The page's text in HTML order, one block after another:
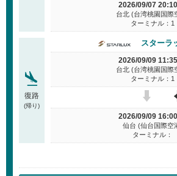
2026/09/07
台北 (台湾桃園国際
ターミナル：1
復路
(帰り)
スターラ
2026/09/09
台北 (台湾桃園国際
ターミナル：1
2026/09/09
仙台 (仙台国際空
ターミナル：